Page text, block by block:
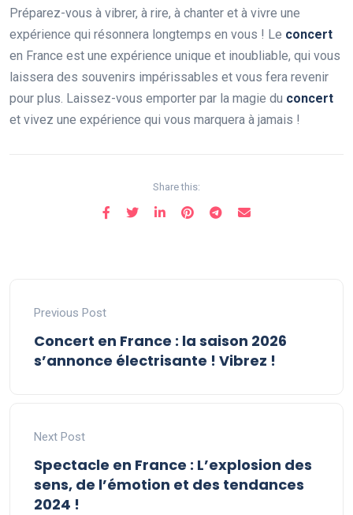
Préparez-vous à vibrer, à rire, à chanter et à vivre une
expérience qui résonnera longtemps en vous ! Le concert
en France est une expérience unique et inoubliable, qui vous
laissera des souvenirs impérissables et vous fera revenir
pour plus. Laissez-vous emporter par la magie du concert
et vivez une expérience qui vous marquera à jamais !
Share this:
Previous Post
Concert en France : la saison 2026
s’annonce électrisante ! Vibrez !
Next Post
Spectacle en France : L’explosion des
sens, de l’émotion et des tendances
2024 !